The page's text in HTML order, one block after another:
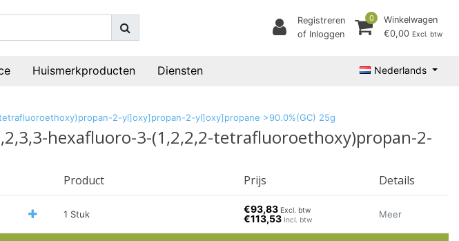
Registreren
of Inloggen
0
Winkelwagen
€0,00 Excl. btw
Huismerkproducten Diensten Nederlands
2-yl]oxy]propan-2-yl]oxy]propane >90.0%(GC) 25g
hexafluoro-3-(1,2,2,2-tetrafluoroethoxy)propan-2-
Product Prijs Details
1 Stuk €93,83 Excl. btw
€113,53 Incl. btw
Meer